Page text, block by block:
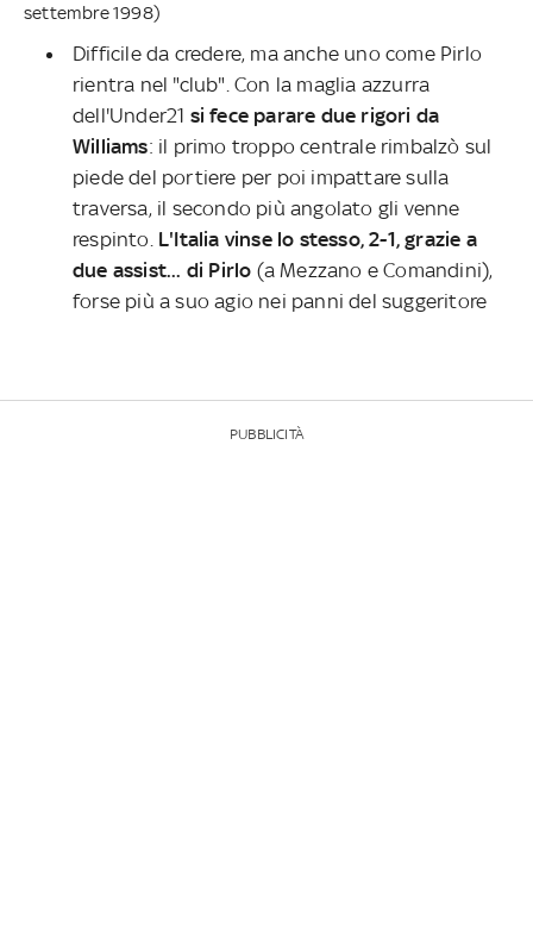
settembre 1998)
Difficile da credere, ma anche uno come Pirlo
rientra nel "club". Con la maglia azzurra
dell'Under21 si fece parare due rigori da
Williams: il primo troppo centrale rimbalzò sul
piede del portiere per poi impattare sulla
traversa, il secondo più angolato gli venne
respinto. L'Italia vinse lo stesso, 2-1, grazie a
due assist... di Pirlo (a Mezzano e Comandini),
forse più a suo agio nei panni del suggeritore
PUBBLICITÀ